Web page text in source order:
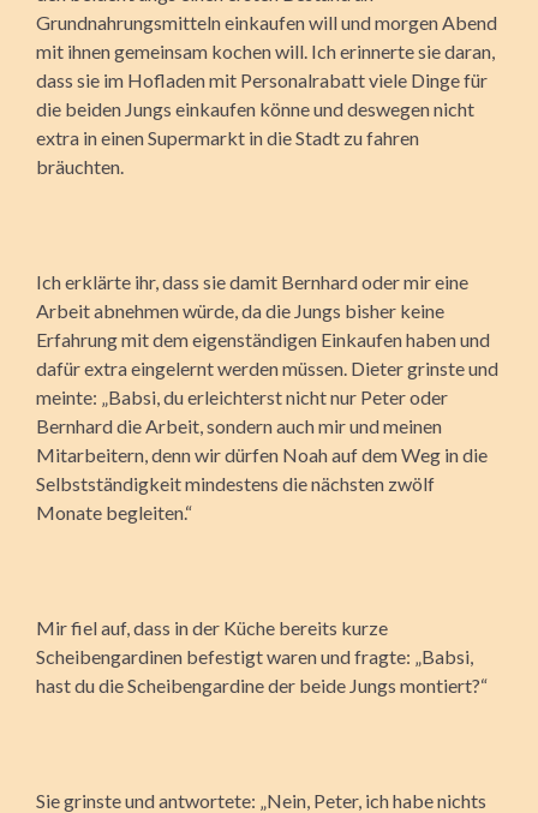
Grundnahrungsmitteln einkaufen will und morgen Abend
mit ihnen gemeinsam kochen will. Ich erinnerte sie daran,
dass sie im Hofladen mit Personalrabatt viele Dinge für
die beiden Jungs einkaufen könne und deswegen nicht
extra in einen Supermarkt in die Stadt zu fahren
bräuchten.
Ich erklärte ihr, dass sie damit Bernhard oder mir eine
Arbeit abnehmen würde, da die Jungs bisher keine
Erfahrung mit dem eigenständigen Einkaufen haben und
dafür extra eingelernt werden müssen. Dieter grinste und
meinte: „Babsi, du erleichterst nicht nur Peter oder
Bernhard die Arbeit, sondern auch mir und meinen
Mitarbeitern, denn wir dürfen Noah auf dem Weg in die
Selbstständigkeit mindestens die nächsten zwölf
Monate begleiten.“
Mir fiel auf, dass in der Küche bereits kurze
Scheibengardinen befestigt waren und fragte: „Babsi,
hast du die Scheibengardine der beide Jungs montiert?“
Sie grinste und antwortete: „Nein, Peter, ich habe nichts